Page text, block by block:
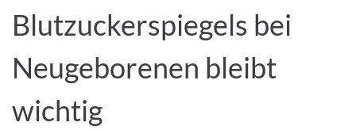
Blutzuckerspiegels bei
Neugeborenen bleibt
wichtig